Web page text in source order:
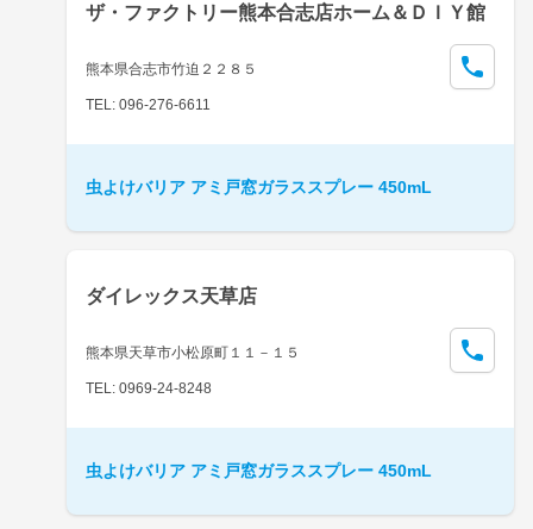
ザ・ファクトリー熊本合志店ホーム＆ＤＩＹ館
熊本県合志市竹迫２２８５
TEL: 096-276-6611
虫よけバリア アミ戸窓ガラススプレー 450mL
ダイレックス天草店
熊本県天草市小松原町１１－１５
TEL: 0969-24-8248
虫よけバリア アミ戸窓ガラススプレー 450mL